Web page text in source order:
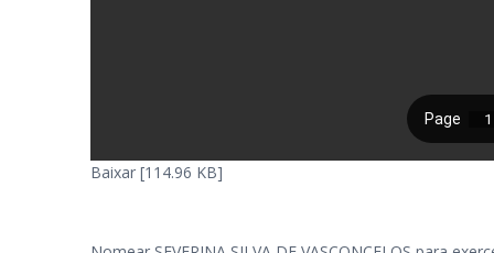
Baixar [114.96 KB]